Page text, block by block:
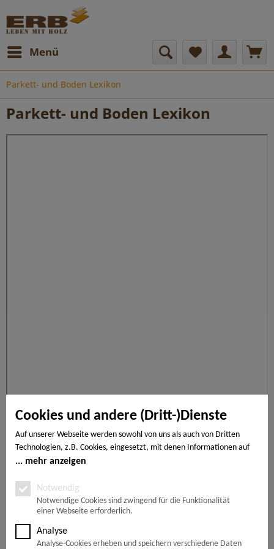
Cookies und andere (Dritt-)Dienste
Auf unserer Webseite werden sowohl von uns als auch von Dritten
Technologien, z.B. Cookies, eingesetzt, mit denen Informationen auf
Ihrem Endgerät gespeichert und/oder von Ihrem Endgerät abgerufen
Notwendige Cookies, Analyse-, Marketing- und Statistik-Cookies. Bei
den notwendigen Cookies handelt es sich um solche, die technisch
notwendig sind, um den von Ihnen gewünschten Dienst
bereitzustellen, die übrigen Cookies werden nur auf Grund einer von
Ihnen erteilten Einwilligung gesetzt. Die Einwilligung ist freiwillig.
mehr anzeigen
Notwendig
Notwendige Cookies sind zwingend für die Funktionalität
einer Webseite erforderlich.
Analyse
Analyse-Cookies erheben und speichern verschiedene Daten
Menü
Parkett- und Boden Lexikon
Parkett- und Boden Lexikon